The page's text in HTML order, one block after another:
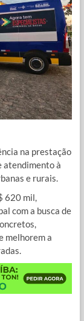
na prestação
atendimento à
e rurais.
620 mil,
com a busca de
melhorem a